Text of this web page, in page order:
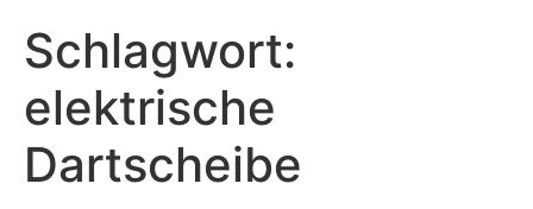
Schlagwort:
elektrische
Dartscheibe